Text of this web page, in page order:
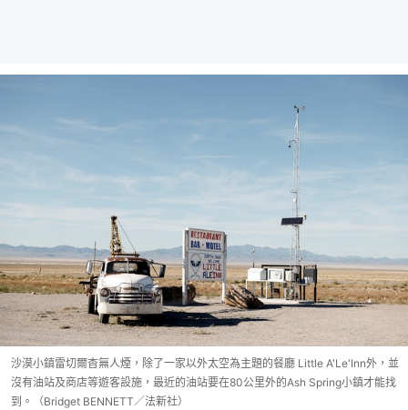
沙漠小鎮雷切爾杳無人煙，除了一家以外太空為主題的餐廳 Little A'Le'Inn外，並
沒有油站及商店等遊客設施，最近的油站要在80公里外的Ash Spring小鎮才能找
到。（Bridget BENNETT／法新社）